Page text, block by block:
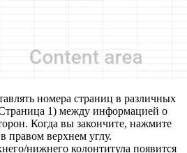
номера страниц в различных
1) между информацией о
Когда вы закончите, нажмите
верхнем углу.
нижнего колонтитула появится